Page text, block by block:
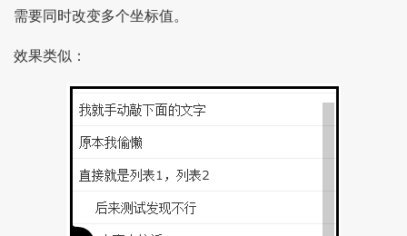
需要同时改变多个坐标值。
效果类似：